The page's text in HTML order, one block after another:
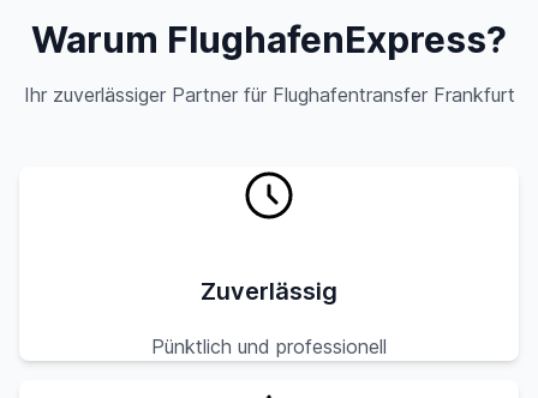
Warum FlughafenExpress?
Ihr zuverlässiger Partner für Flughafentransfer Frankfurt
Zuverlässig
Pünktlich und professionell